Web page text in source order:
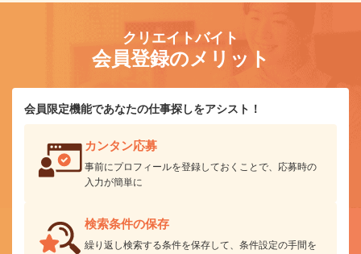
クリエイトバイト
会員登録のメリット
会員限定機能であなたの仕事探しをアシスト！
カンタン応募
事前にプロフィールを登録しておくことで、応募時の
入力が簡単に
検索条件の保存
繰り返し検索する条件を保存して、条件設定の手間を